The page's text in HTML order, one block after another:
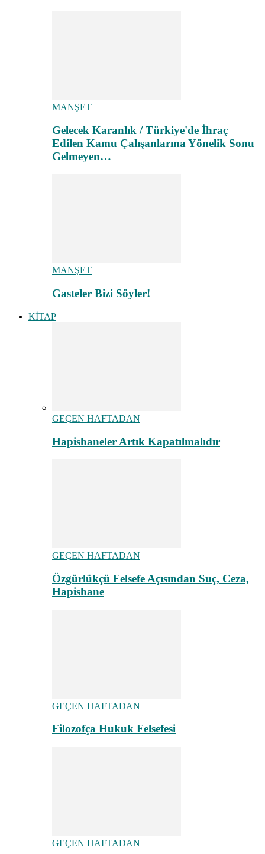
MANŞET
Gelecek Karanlık / Türkiye'de İhraç
Edilen Kamu Çalışanlarına Yönelik Sonu
Gelmeyen…
MANŞET
Gasteler Bizi Söyler!
KİTAP
GEÇEN HAFTADAN
Hapishaneler Artık Kapatılmalıdır
GEÇEN HAFTADAN
Özgürlükçü Felsefe Açısından Suç, Ceza,
Hapishane
GEÇEN HAFTADAN
Filozofça Hukuk Felsefesi
GEÇEN HAFTADAN